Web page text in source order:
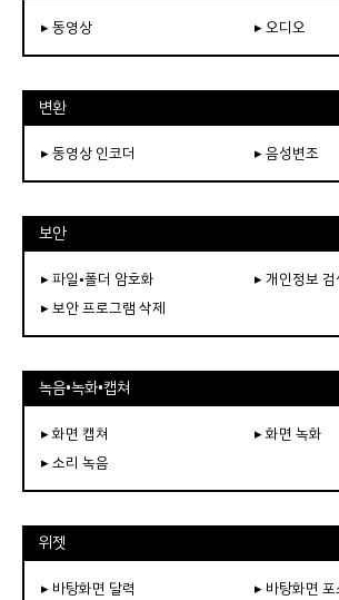
▸ 동영상 ▸ 오디오
변환
▸ 동영상 인코더 ▸ 음성변조
보안
▸ 파일•폴더 암호화
▸ 개인정보 검
▸ 보안 프로그램 삭제
녹음•녹화•캡쳐
▸ 화면 캡쳐
▸ 화면 녹화
▸ 소리 녹음
위젯
▸ 바탕화면 달력 ▸ 바탕화면 포